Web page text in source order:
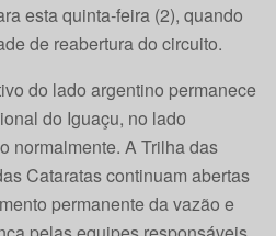
esta quinta-feira (2), quando
de reabertura do circuito.
do lado argentino permanece
do Iguaçu, no lado
normalmente. A Trilha das
Cataratas continuam abertas
permanente da vazão e